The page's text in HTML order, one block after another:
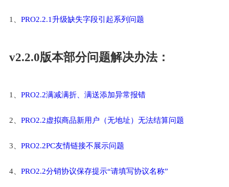
1、 PRO2.2.1升级缺失字段引起系列问题
v2.2.0版本部分问题解决办法：
1、 PRO2.2满减满折、满送添加异常报错
2、 PRO2.2虚拟商品新用户（无地址）无法结算问题
3、 PRO2.2PC友情链接不展示问题
4、 PRO2.2分销协议保存提示“请填写协议名称”